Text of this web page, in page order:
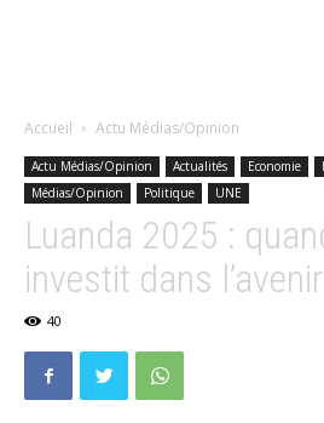
Accueil Actu Médias/Opinion
Actu Médias/Opinion Actualités Economie
Médias/Opinion
Politique UNE
Luanda 2025 :
investit dans
40